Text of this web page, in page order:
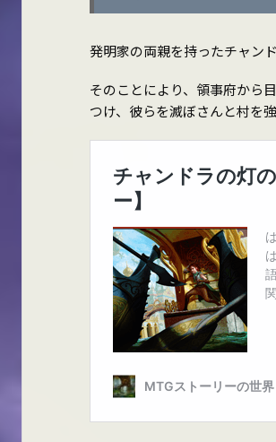
発明家の両親を持ったチャン
そのことにより、領事府から
つけ、彼らを滅ぼさんと村を